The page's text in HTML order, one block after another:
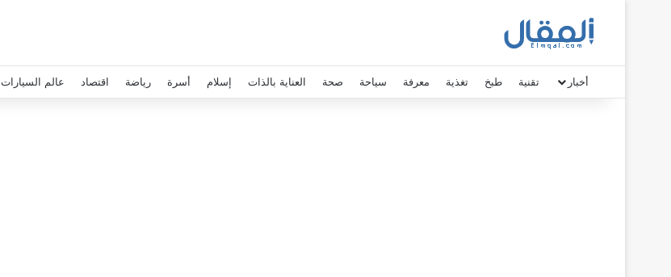
أخبار تقنية طبخ تغذية معرفة سياحة صحة العناية بالذات إسلام أسرة رياضة اقتصاد عالم السيارات